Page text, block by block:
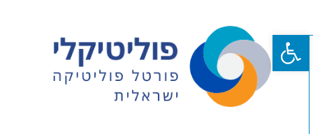
פתח סרגל נגישות